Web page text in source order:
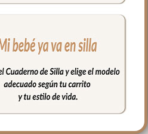
por encima de la
piqué con
en todo el
completo o
del